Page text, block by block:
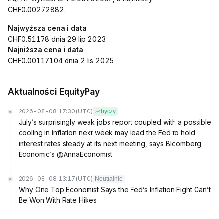
CHF0.00272882.
Najwyższa cena i data
CHF0.51178 dnia 29 lip 2023
Najniższa cena i data
CHF0.00117104 dnia 2 lis 2025
Aktualności EquityPay
2026-08-08 17:30 (UTC) byczy
July’s surprisingly weak jobs report coupled with a possible
cooling in inflation next week may lead the Fed to hold
interest rates steady at its next meeting, says Bloomberg
Economic’s @AnnaEconomist
2026-08-08 13:17 (UTC) Neutralnie
Why One Top Economist Says the Fed’s Inflation Fight Can’t
Be Won With Rate Hikes